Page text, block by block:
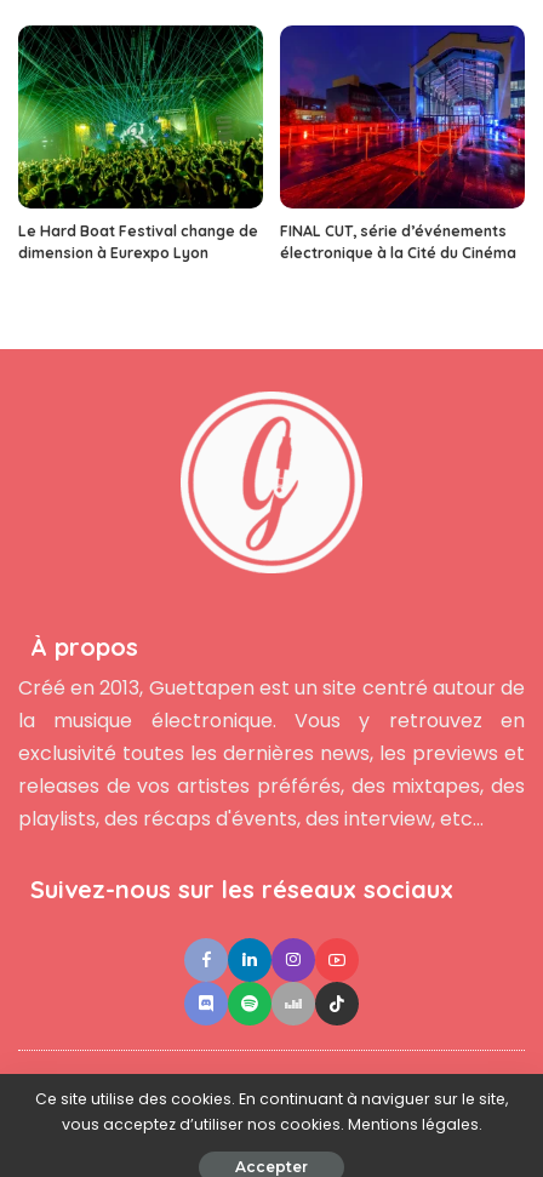
Le Hard Boat Festival change de
dimension à Eurexpo Lyon
FINAL CUT, série d’événements
électronique à la Cité du Cinéma
À propos
Créé en 2013, Guettapen est un site centré autour de
la musique électronique. Vous y retrouvez en
exclusivité toutes les dernières news, les previews et
releases de vos artistes préférés, des mixtapes, des
playlists, des récaps d'évents, des interview, etc...
Suivez-nous sur les réseaux sociaux
Contact ●Newsletter ● L'équipe ● Mentions légales
© 2025 - www.guettapen.com - Tous droits réservés.
Ce site utilise des cookies. En continuant à naviguer sur le site,
vous acceptez d’utiliser nos cookies. Mentions légales.
Accepter